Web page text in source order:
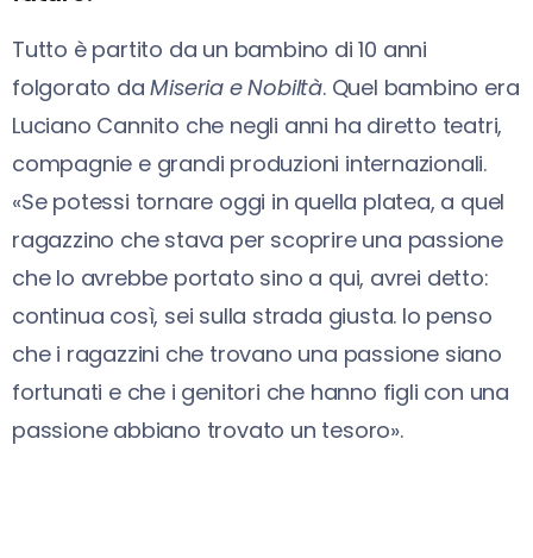
Tutto è partito da un bambino di 10 anni
folgorato daMiseria e Nobiltà. Quel bambino era
Luciano Cannito che negli anni ha diretto teatri,
compagnie e grandi produzioni internazionali.
«Se potessi tornare oggi in quella platea, a quel
ragazzino che stava per scoprire una passione
che lo avrebbe portato sino a qui, avrei detto:
continua così, sei sulla strada giusta. Io penso
che i ragazzini che trovano una passione siano
fortunati e che i genitori che hanno figli con una
passione abbiano trovato un tesoro».